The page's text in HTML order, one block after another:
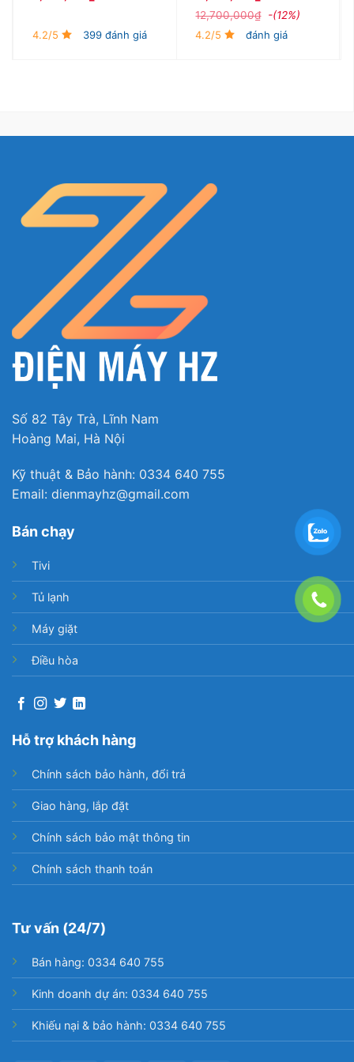
Hiểu rõ các tình tiết trong phim với công
nghệ Active Voice Amplifier (AVA)
Bộ khuếch đại âm thanh chủ động tự động tăng độ
lớn âm đàm thoại so với độ ồn môi trường để bạn
dễ dàng nghe được lời thoại trong phim.
Cảnh hành động sắc nét, chơi game mượt mà với
tần số quét 120 Hz, công nghệ Motion Xcelerator
Turbo+
Ngoài ra, tivi còn được hỗ trợ nhiều công nghệ, chế
độ chơi game tiện ích khác.
– Game Motion Plus: Giảm độ nhòe, độ lóa cho các
cảnh chuyển động mượt, nét hơn.
– Super Ultrawide GameView & Game Bar: Mang
đến góc nhìn rộng hơn nhờ hỗ trợ các tùy chọn
chuyên dụng cho người chơi thiết lập các thông số
từ tỉ lệ khung hình, FPS, HDR đến kiểm tra độ trễ
đầu vào dễ dàng.
– FreeSync Premium Pro: Công nghệ đã được
chứng nhận có khả năng giảm đáng kể giật hình, xé
hình cho hiệu năng trải nghiệm game siêu mượt,
chinh phục mọi tựa game.
4.2/5 399 đánh giá
12,700,000₫ -(12%)
4.2/5
đánh giá
Số 82 Tây Trà, Lĩnh Nam
Hoàng Mai, Hà Nội
Kỹ thuật & Bảo hành: 0334 640 755
Email: dienmayhz@gmail.com
Bán chạy
Tivi
Tủ lạnh
Máy giặt
Điều hòa
Hỗ trợ khách hàng
Chính sách bảo hành, đổi trả
Giao hàng, lắp đặt
Chính sách bảo mật thông tin
Chính sách thanh toán
Tư vấn (24/7)
Bán hàng: 0334 640 755
Kinh doanh dự án: 0334 640 755
Khiếu nại & bảo hành: 0334 640 755